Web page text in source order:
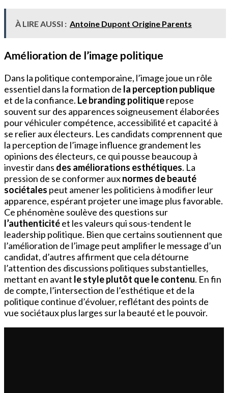
À LIRE AUSSI : Antoine Dupont Origine Parents
Amélioration de l’image politique
Dans la politique contemporaine, l’image joue un rôle
essentiel dans la formation de la perception publique
et de la confiance. Le branding politiquerepose
souvent sur des apparences soigneusement élaborées
pour véhiculer compétence, accessibilité et capacité à
se relier aux électeurs. Les candidats comprennent que
la perception de l’image influence grandement les
opinions des électeurs, ce qui pousse beaucoup à
investir dans des améliorations esthétiques. La
pression de se conformer auxnormes de beauté
sociétales peut amener les politiciens à modifier leur
apparence, espérant projeter une image plus favorable.
Ce phénomène soulève des questions sur
l’authenticitéet les valeurs qui sous-tendent le
leadership politique. Bien que certains soutiennent que
l’amélioration de l’image peut amplifier le message d’un
candidat, d’autres affirment que cela détourne
l’attention des discussions politiques substantielles,
mettant en avant le style plutôt que le contenu. En fin
de compte, l’intersection de l’esthétique et de la
politique continue d’évoluer, reflétant des points de
vue sociétaux plus larges sur la beauté et le pouvoir.